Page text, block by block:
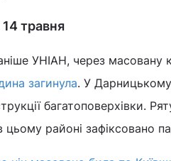
травня
УНІАН, через масовану
загинула. У Дарницькому
багатоповерхівки.
районі зафіксовано